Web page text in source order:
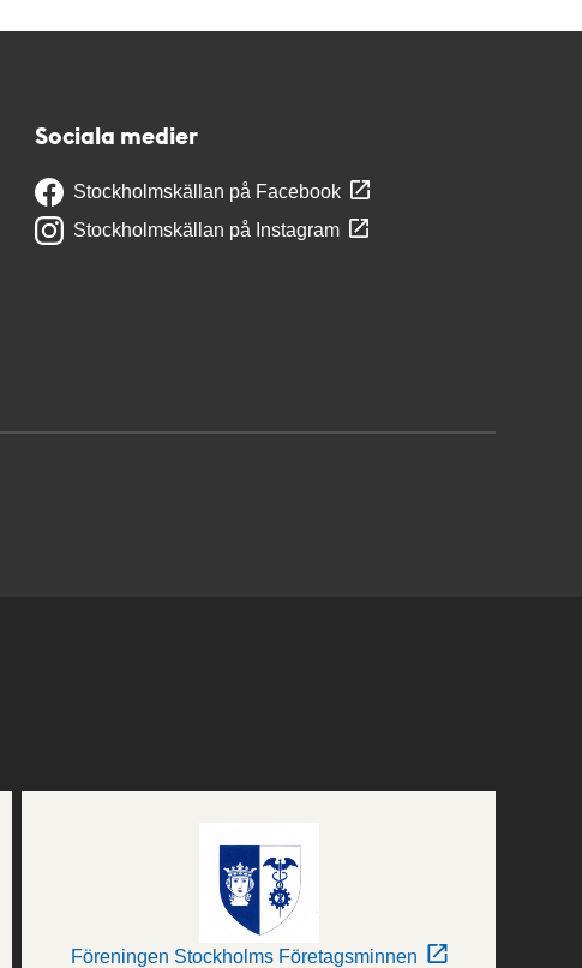
Sociala medier
Stockholmskällan på Facebook
Stockholmskällan på Instagram
Föreningen Stockholms Företagsminnen